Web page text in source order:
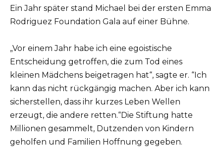
Ein Jahr später stand Michael bei der ersten Emma
Rodriguez Foundation Gala auf einer Bühne.
„Vor einem Jahr habe ich eine egoistische
Entscheidung getroffen, die zum Tod eines
kleinen Mädchens beigetragen hat“, sagte er. “Ich
kann das nicht rückgängig machen. Aber ich kann
sicherstellen, dass ihr kurzes Leben Wellen
erzeugt, die andere retten.“Die Stiftung hatte
Millionen gesammelt, Dutzenden von Kindern
geholfen und Familien Hoffnung gegeben.